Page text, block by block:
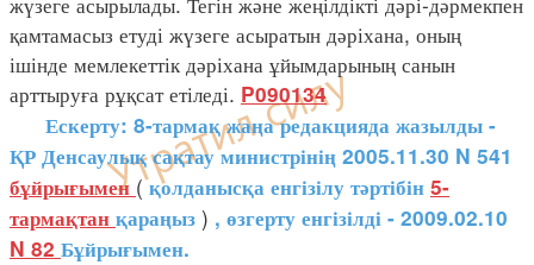
қамтамасыз етуді жүзеге асыратын дәріхана, оның
ішінде мемлекеттік дәріхана ұйымдарының санын
арттыруға рұқсат етіледі. P090134
Ескерту: 8-тармақ жаңа редакцияда жазылды -
ҚР Денсаулық сақтау министрінің 2005.11.30 N 541
бұйрығымен (қолданысқа енгізілу тәртібін 5-
тармақтан қараңыз ) , өзгерту енгізілді - 2009.02.10
N 82 Бұйрығымен.